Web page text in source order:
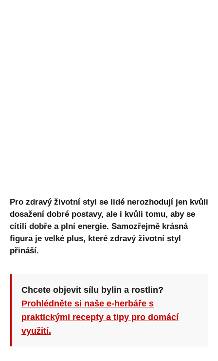
Pro zdravý životní styl se lidé nerozhodují jen kvůli
dosažení dobré postavy, ale i kvůli tomu, aby se
cítili dobře a plní energie. Samozřejmě krásná
figura je velké plus, které zdravý životní styl
přináší.
Chcete objevit sílu bylin a rostlin?
Prohlédněte si naše e-herbáře s
praktickými recepty a tipy pro domácí
využití.